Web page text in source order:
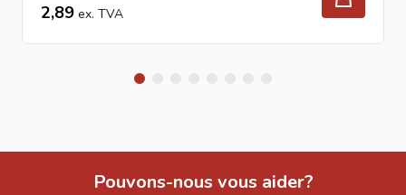
2,89
Pouvons-nous vous aider?